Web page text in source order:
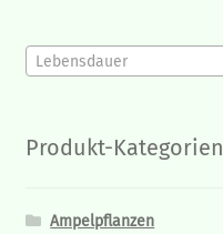
Lebensdauer
Produkt-Kategorien
Ampelpflanzen